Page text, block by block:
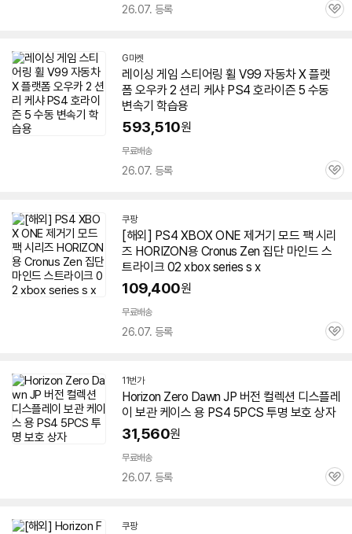
26.07. 등록
관
G마켓
레이싱 게임 스티어링 휠 V99 자동차 X 플랫
폼 오우카 2 션리 케샤 PS4 호라이즌 5 수동
변속기 학습용
593,510원
무료배송
26.07. 등록
관
쿠팡
[해외] PS4 XBOX ONE 제거기 모드 팩 시리
즈 HORIZON용 Cronus Zen 집단 마인드 스
트라이크 02 xbox series s x
109,400원
무료배송
26.07. 등록
관
11번가
Horizon Zero Dawn JP 버전 컬렉션 디스플레
이 보관 케이스 용 PS4 5PCS 투명 보호 상자
31,560원
무료배송
26.07. 등록
관
쿠팡